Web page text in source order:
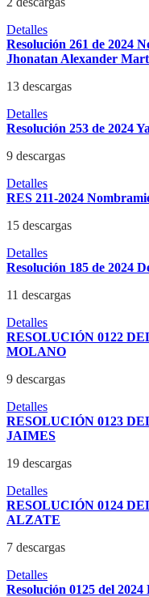
Detalles
Resolución 261 de 2024
Jhonatan Alexander
13 descargas
Detalles
Resolución 253 de 2024
9 descargas
Detalles
RES 211-2024
15 descargas
Detalles
Resolución 185 de 2024
11 descargas
Detalles
RESOLUCIÓN 0122
MOLANO
9 descargas
Detalles
RESOLUCIÓN 0123
JAIMES
19 descargas
Detalles
RESOLUCIÓN 0124
ALZATE
7 descargas
Detalles
Resolución 0125 del